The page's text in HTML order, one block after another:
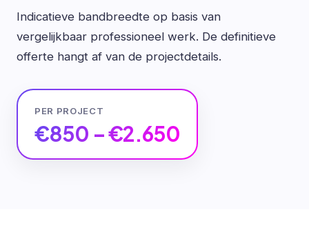
Indicatieve bandbreedte op basis van
vergelijkbaar professioneel werk. De definitieve
offerte hangt af van de projectdetails.
PER PROJECT
€850 – €2.650